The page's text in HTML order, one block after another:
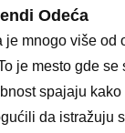
Odeća
je mnogo više od
je mesto gde se
spajaju kako
da istražuju